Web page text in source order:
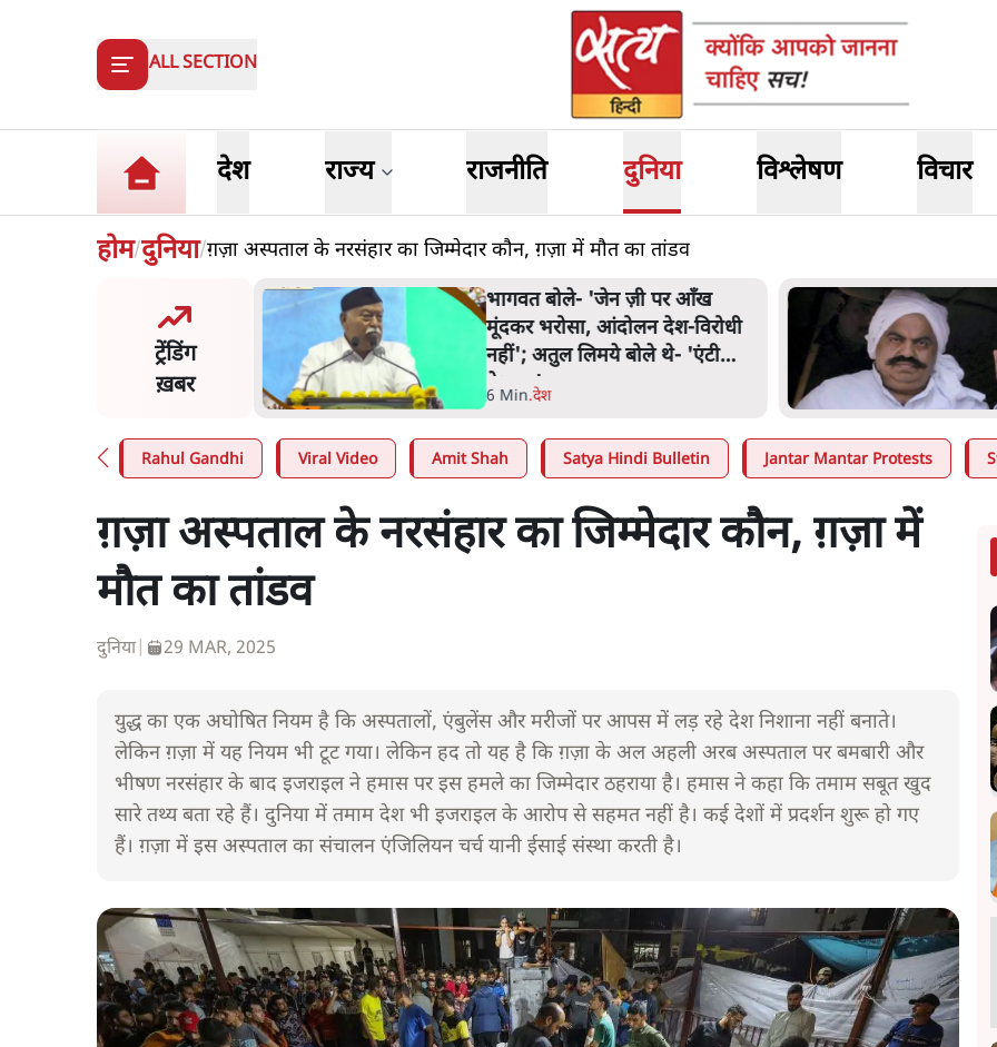
ALL SECTION
देश राज्य राजनीति दुनिया विश्लेषण विचार
होम/दुनिया/ग़ज़ा अस्पताल के नरसंहार का जिम्मेदार कौन, ग़ज़ा में मौत का तांडव
ट्रेंडिंग
ख़बर
भागवत बोले- 'जेन ज़ी पर आँख
मूंदकर भरोसा, आंदोलन देश-विरोधी
नहीं'; अतुल लिमये बोले थे- 'एंटी
अतीक अहमद के बेटे अबान अहमद
की सड़क हादसे में मौत, जेल में बंद
भाई से मिलने जा रहे थे
5 Min
Rahul Gandhi Viral Video Amit Shah Satya Hindi Bulletin Jantar Mantar Protests
ग़ज़ा अस्पताल के नरसंहार का जिम्मेदार कौन, ग़ज़ा में
मौत का तांडव
दुनिया| 29 MAR, 2025
युद्ध का एक अघोषित नियम है कि अस्पतालों, एंबुलेंस और मरीजों पर आपस में लड़ रहे देश निशाना नहीं बनाते।
लेकिन ग़ज़ा में यह नियम भी टूट गया। लेकिन हद तो यह है कि ग़ज़ा के अल अहली अरब अस्पताल पर बमबारी और
भीषण नरसंहार के बाद इजराइल ने हमास पर इस हमले का जिम्मेदार ठहराया है। हमास ने कहा कि तमाम सबूत खुद
सारे तथ्य बता रहे हैं। दुनिया में तमाम देश भी इजराइल के आरोप से सहमत नहीं है। कई देशों में प्रदर्शन शुरू हो गए
हैं। ग़ज़ा में इस अस्पताल का संचालन एंजिलियन चर्च यानी ईसाई संस्था करती है।